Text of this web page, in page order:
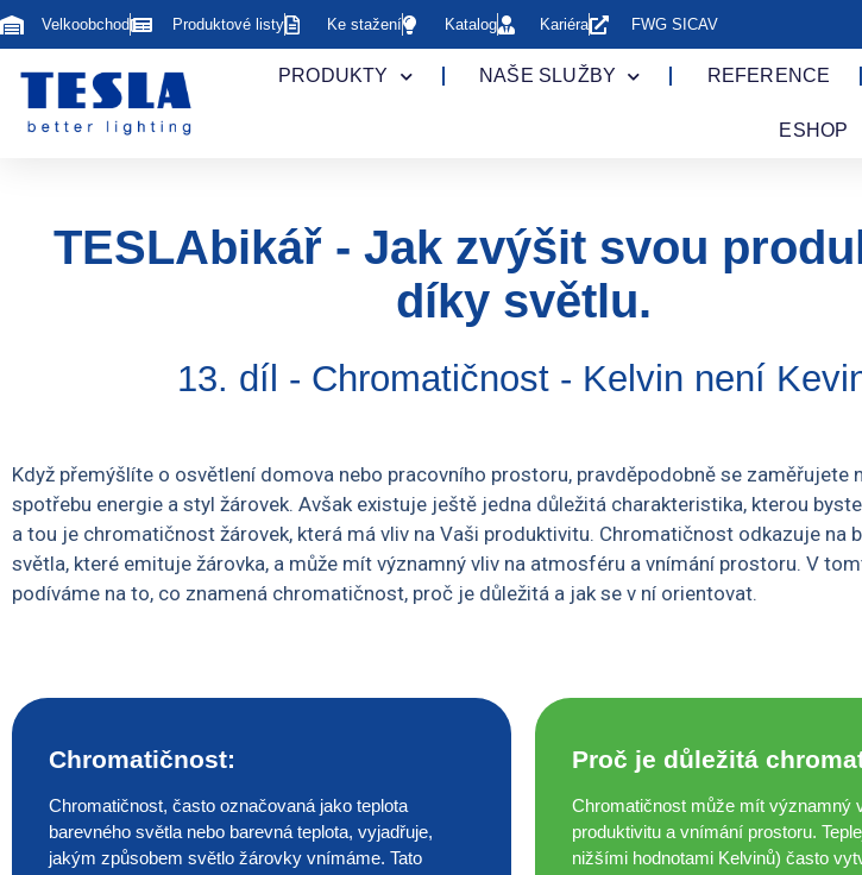
Velkoobchod Produktové listy Ke stažení Katalog Kariéra FWG SICAV
PRODUKTY NAŠE SLUŽBY REFERENCE
ESHOP
TESLAbikář - Jak zvýšit svou
díky světlu.
13. díl - Chromatičnost - Kelvin není
Když přemýšlíte o osvětlení domova nebo pracovního prostoru, pravděpodobně se zaměřujete
spotřebu energie a styl žárovek. Avšak existuje ještě jedna důležitá charakteristika, kterou
a tou je chromatičnost žárovek, která má vliv na Vaši produktivitu. Chromatičnost odkazuje na
světla, které emituje žárovka, a může mít významný vliv na atmosféru a vnímání prostoru. V
podíváme na to, co znamená chromatičnost, proč je důležitá a jak se v ní orientovat.
Chromatičnost:
Chromatičnost, často označovaná jako teplota
barevného světla nebo barevná teplota, vyjadřuje,
jakým způsobem světlo žárovky vnímáme. Tato
Proč je důležitá
Chromatičnost může mít významný
produktivitu a vnímání prostoru.
nižšími hodnotami Kelvinů) často